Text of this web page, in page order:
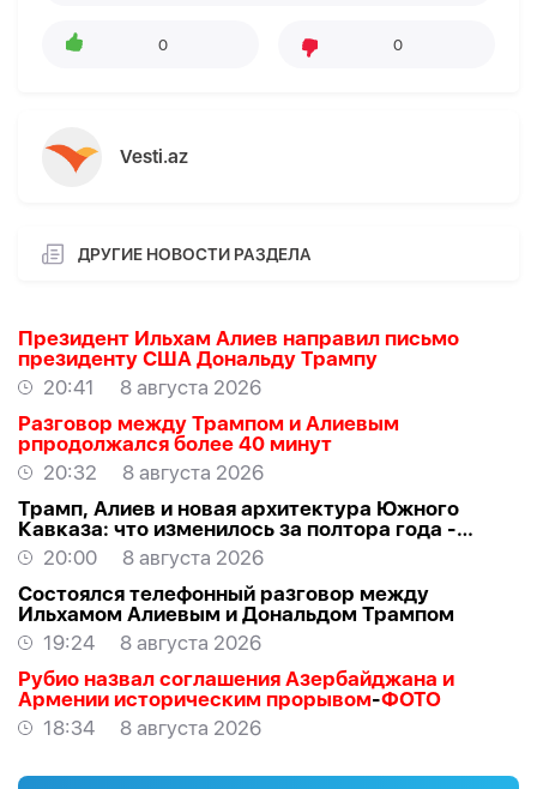
0 0
Vesti.az
ДРУГИЕ НОВОСТИ РАЗДЕЛА
Президент Ильхам Алиев направил письмо
президенту США Дональду Трампу
20:41
8 августа 2026
Разговор между Трампом и Алиевым
рпродолжался более 40 минут
20:32
8 августа 2026
Трамп, Алиев и новая архитектура Южного
Кавказа: что изменилось за полтора года -
ВЗГЛЯД
20:00
8 августа 2026
Состоялся телефонный разговор между
Ильхамом Алиевым и Дональдом Трампом
19:24
8 августа 2026
Рубио назвал соглашения Азербайджана и
Армении историческим прорывом-ФОТО
18:34
8 августа 2026